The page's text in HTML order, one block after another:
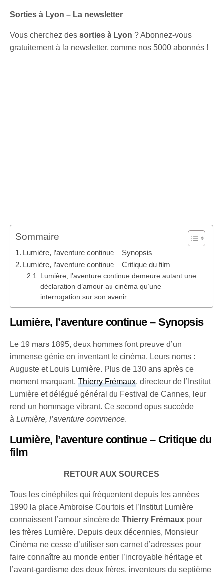
Sorties à Lyon – La newsletter
Vous cherchez dessorties à Lyon ? Abonnez-vous
gratuitement à la newsletter, comme nos 5000 abonnés !
Sommaire
Lumière, l’aventure continue – Synopsis
Lumière, l’aventure continue – Critique du film
Lumière, l’aventure continue demeure autant une
déclaration d’amour au cinéma qu’une
interrogation sur son avenir
Lumière, l’aventure continue – Synopsis
Le 19 mars 1895, deux hommes font preuve d’un
immense génie en inventant le cinéma. Leurs noms :
Auguste et Louis Lumière. Plus de 130 ans après ce
moment marquant,Thierry Frémaux, directeur de l’Institut
Lumière et délégué général du Festival de Cannes, leur
rend un hommage vibrant. Ce second opus succède
àLumière, l’aventure commence.​
Lumière, l’aventure continue – Critique du
film
RETOUR AUX SOURCES
Tous les cinéphiles qui fréquentent depuis les années
1990 la place Ambroise Courtois et l’Institut Lumière
connaissent l’amour sincère deThierry Frémaux pour
les frères Lumière. Depuis deux décennies, Monsieur
Cinéma ne cesse d’utiliser son carnet d’adresses pour
faire connaître au monde entier l’incroyable héritage et
l’avant-gardisme des deux frères, inventeurs du septième